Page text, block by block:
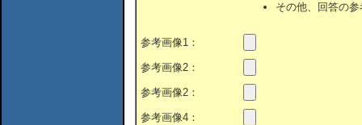
その他、回答の
参考画像1：
参考画像2：
参考画像2：
参考画像4：